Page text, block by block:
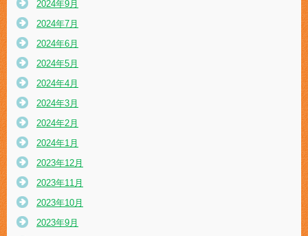
2024年9月
2024年7月
2024年6月
2024年5月
2024年4月
2024年3月
2024年2月
2024年1月
2023年12月
2023年11月
2023年10月
2023年9月